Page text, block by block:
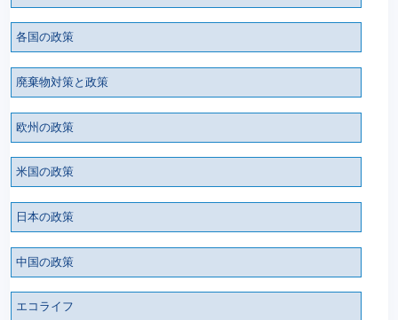
各国の政策
廃棄物対策と政策
欧州の政策
米国の政策
日本の政策
中国の政策
エコライフ